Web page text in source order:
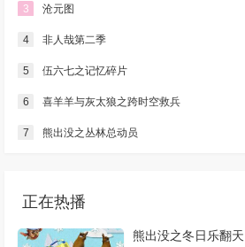
3 沧元图
4 非人哉第二季
5 伍六七之记忆碎片
6 喜羊羊与灰太狼之跨时空救兵
7 熊出没之丛林总动员
正在热播
熊出没之冬日乐翻天